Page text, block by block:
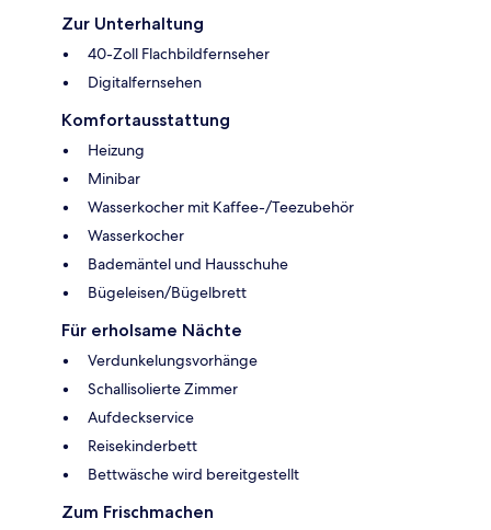
Zur Unterhaltung
40-Zoll Flachbildfernseher
Digitalfernsehen
Komfortausstattung
Heizung
Minibar
Wasserkocher mit Kaffee-/Teezubehör
Wasserkocher
Bademäntel und Hausschuhe
Bügeleisen/Bügelbrett
Für erholsame Nächte
Verdunkelungsvorhänge
Schallisolierte Zimmer
Aufdeckservice
Reisekinderbett
Bettwäsche wird bereitgestellt
Zum Frischmachen